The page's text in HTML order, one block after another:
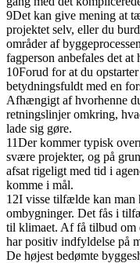
9Det kan give mening at
projektet selv, eller du
områder af
fagperson anbefales det
10Forud for at du
betydningsfuldt med en
Afhængigt af hvorhenne
retningslinjer omkring,
lade sig gøre.
11Der kommer typisk
svære projekter, og på
afsat rigeligt med tid i
komme i mål.
12I visse tilfælde kan man
ombygninger. Det fås i
til klimaet. Af få tilbud om
har positiv indfyldelse på
De højest bedømte